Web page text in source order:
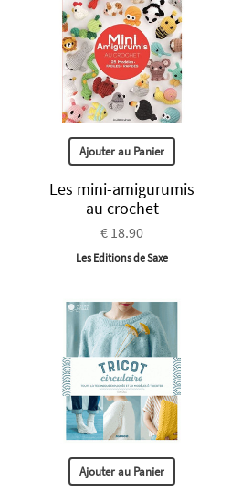
Ajouter au Panier
Les mini-amigurumis
au crochet
€ 18.90
Les Editions de Saxe
Ajouter au Panier